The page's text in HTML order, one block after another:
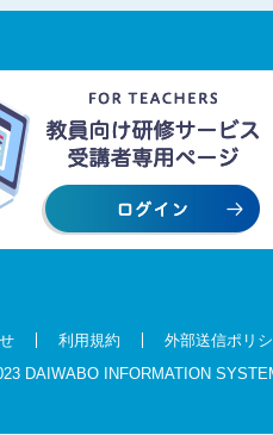
利用規約 外部送信ポリ
DAIWABO INFORMATION